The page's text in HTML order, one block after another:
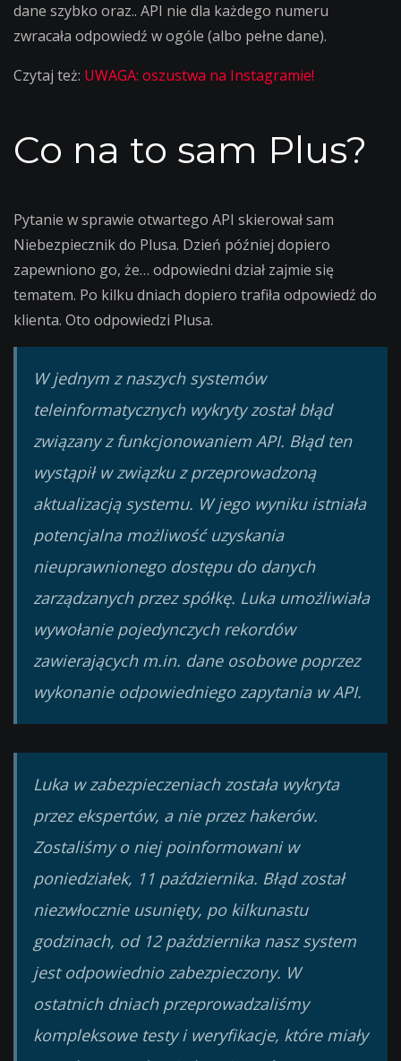
dane szybko oraz.. API nie dla każdego numeru
zwracała odpowiedź w ogóle (albo pełne dane).
Czytaj też: UWAGA: oszustwa na Instagramie!
Co na to sam Plus?
Pytanie w sprawie otwartego API skierował sam
Niebezpiecznik do Plusa. Dzień później dopiero
zapewniono go, że… odpowiedni dział zajmie się
tematem. Po kilku dniach dopiero trafiła odpowiedź do
klienta. Oto odpowiedzi Plusa.
W jednym z naszych systemów
teleinformatycznych wykryty został błąd
związany z funkcjonowaniem API. Błąd ten
wystąpił w związku z przeprowadzoną
aktualizacją systemu. W jego wyniku istniała
potencjalna możliwość uzyskania
nieuprawnionego dostępu do danych
zarządzanych przez spółkę. Luka umożliwiała
wywołanie pojedynczych rekordów
zawierających m.in. dane osobowe poprzez
wykonanie odpowiedniego zapytania w API.
Luka w zabezpieczeniach została wykryta
przez ekspertów, a nie przez hakerów.
Zostaliśmy o niej poinformowani w
poniedziałek, 11 października. Błąd został
niezwłocznie usunięty, po kilkunastu
godzinach, od 12 października nasz system
jest odpowiednio zabezpieczony. W
ostatnich dniach przeprowadzaliśmy
kompleksowe testy i weryfikacje, które miały